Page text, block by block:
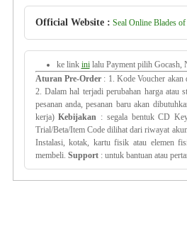
Official Website : Seal Online Blades
ke link inilalu Payment pilih Gocash,
Aturan Pre-Order: 1. Kode Voucher akan
2. Dalam hal terjadi perubahan harga atau
pesanan anda, pesanan baru akan
kerja)Kebijakan : segala bentuk CD
Trial/Beta/Item Code dilihat dari riwayat
Instalasi, kotak, kartu fisik atau elemen
membeli. Support: untuk bantuan atau